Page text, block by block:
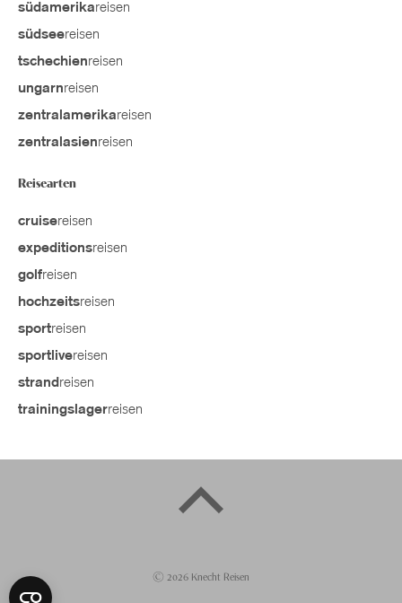
südamerikareisen
südseereisen
tschechienreisen
ungarnreisen
zentralamerikareisen
zentralasienreisen
Reisearten
cruisereisen
expeditionsreisen
golfreisen
hochzeitsreisen
sportreisen
sportlivereisen
strand reisen
trainingslagerreisen
© 2026 Knecht Reisen